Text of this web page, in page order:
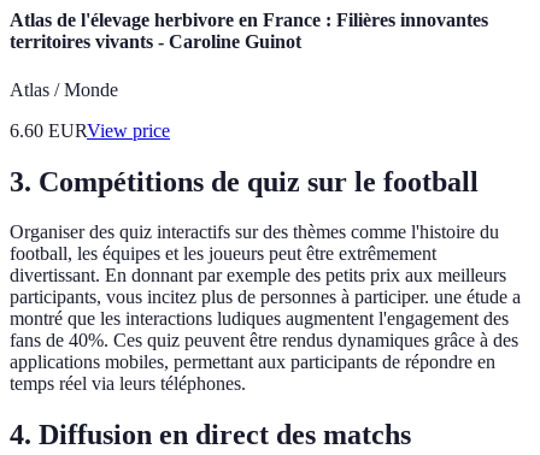
Atlas de l'élevage herbivore en France : Filières innovantes
territoires vivants - Caroline Guinot
Atlas / Monde
6.60 EURView price
3. Compétitions de quiz sur le football
Organiser des quiz interactifs sur des thèmes comme l'histoire du
football, les équipes et les joueurs peut être extrêmement
divertissant. En donnant par exemple des petits prix aux meilleurs
participants, vous incitez plus de personnes à participer. une étude a
montré que les interactions ludiques augmentent l'engagement des
fans de 40%. Ces quiz peuvent être rendus dynamiques grâce à des
applications mobiles, permettant aux participants de répondre en
temps réel via leurs téléphones.
4. Diffusion en direct des matchs